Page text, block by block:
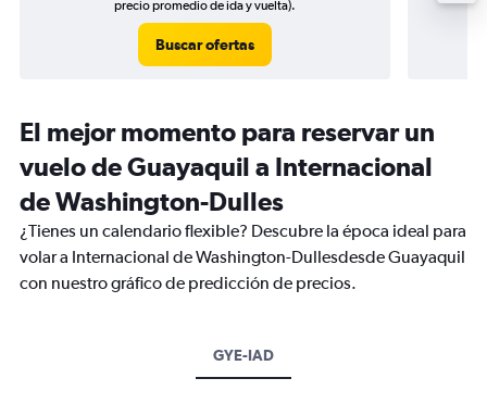
precio promedio de ida y vuelta).
Buscar ofertas
El mejor momento para reservar un
vuelo de Guayaquil a Internacional
de Washington-Dulles
¿Tienes un calendario flexible? Descubre la época ideal para
volar a Internacional de Washington-Dullesdesde Guayaquil
con nuestro gráfico de predicción de precios.
GYE-IAD